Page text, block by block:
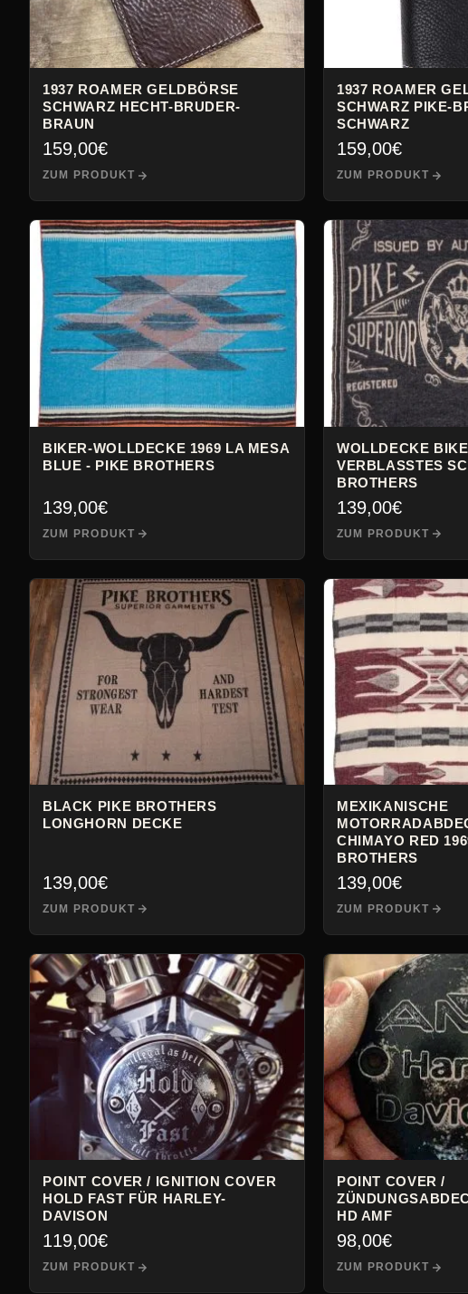
1937 ROAMER GELDBÖRSE
SCHWARZ HECHT-BRUDER-
BRAUN
159,00€
ZUM PRODUKT
1937 ROAMER
SCHWARZ PIKE-
SCHWARZ
159,00€
ZUM PRODUKT
BIKER-WOLLDECKE 1969 LA MESA
BLUE - PIKE BROTHERS
139,00€
ZUM PRODUKT
WOLLDECKE
VERBLASSTES
BROTHERS
139,00€
ZUM PRODUKT
BLACK PIKE BROTHERS
LONGHORN DECKE
139,00€
ZUM PRODUKT
MEXIKANISCHE
CHIMAYO RED
BROTHERS
139,00€
ZUM PRODUKT
POINT COVER / IGNITION COVER
HOLD FAST FÜR HARLEY-
DAVISON
119,00€
ZUM PRODUKT
POINT COVER /
HD AMF
98,00€
ZUM PRODUKT